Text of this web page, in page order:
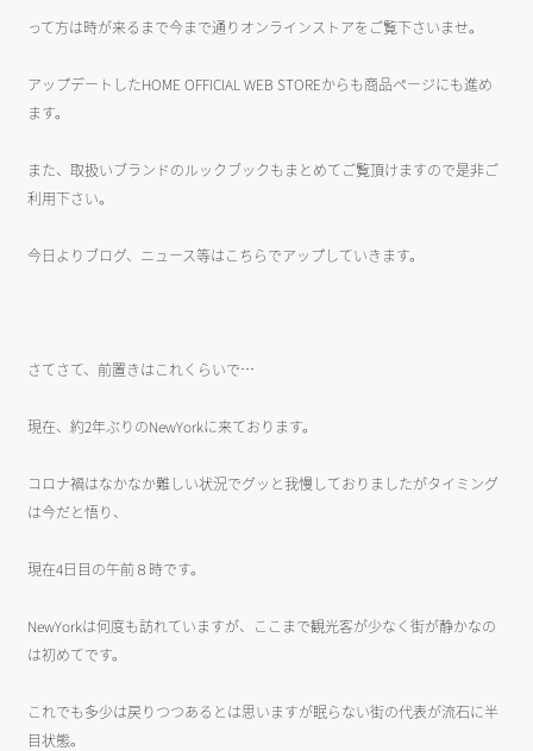
って方は時が来るまで今まで通りオンラインストアをご覧下さいませ。
アップデートしたHOME OFFICIAL WEB STOREからも商品ページにも進め
ます。
また、取扱いブランドのルックブックもまとめてご覧頂けますので是非ご
利用下さい。
今日よりブログ、ニュース等はこちらでアップしていきます。
さてさて、前置きはこれくらいで…
現在、約2年ぶりのNewYorkに来ております。
コロナ禍はなかなか難しい状況でグッと我慢しておりましたがタイミング
は今だと悟り、
現在4日目の午前８時です。
NewYorkは何度も訪れていますが、ここまで観光客が少なく街が静かなの
は初めてです。
これでも多少は戻りつつあるとは思いますが眠らない街の代表が流石に半
目状態。